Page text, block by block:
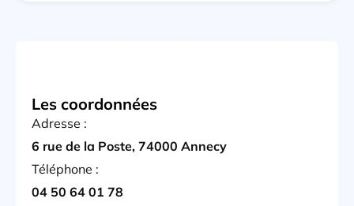
Les coordonnées
Adresse :
6 rue de la Poste, 74000 Annecy
Téléphone :
04 50 64 01 78